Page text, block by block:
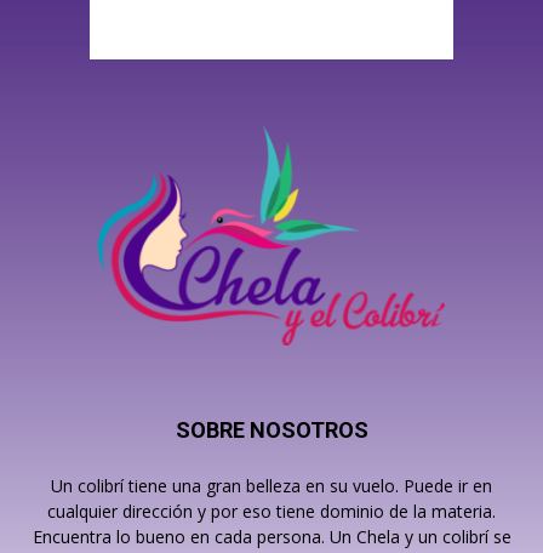
SOBRE NOSOTROS
Un colibrí tiene una gran belleza en su vuelo. Puede ir en
cualquier dirección y por eso tiene dominio de la materia.
Encuentra lo bueno en cada persona. Un Chela y un colibrí se